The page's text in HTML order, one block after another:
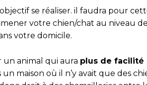
se réaliser. il faudra pour
votre chien/chat au niveau de
votre domicile.
un animal qui aura plus de facilité
maison où il n’y avait que des